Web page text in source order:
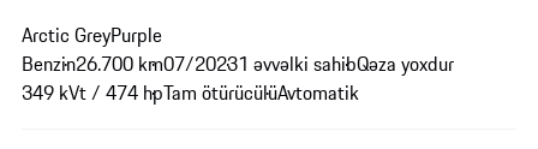
Arctic GreyPurple
Benzin26.700 km07/20231 əvvəlki sahibQəza yoxdur
349 kVt / 474 hpTam ötürücülüAvtomatik